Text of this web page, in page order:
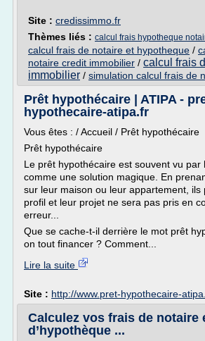
Site : credissimmo.fr
Thèmes liés : calcul frais hypotheque
calcul frais de notaire et hypotheque /
notaire credit immobilier / calcul frais
immobilier / simulation calcul frais de
Prêt hypothécaire | ATIPA -
hypothecaire-atipa.fr
Vous êtes : / Accueil / Prêt hypothécaire
Prêt hypothécaire
Le prêt hypothécaire est souvent vu par
comme une solution magique. En
sur leur maison ou leur appartement, ils
profil et leur projet ne sera pas pris en
erreur...
Que se cache-t-il derrière le mot prêt
on tout financer ? Comment...
Lire la suite
Site : http://www.pret-hypothecaire-
Calculez vos frais de notaire
d’hypothèque ...